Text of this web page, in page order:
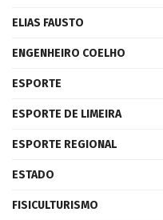
ELIAS FAUSTO
ENGENHEIRO COELHO
ESPORTE
ESPORTE DE LIMEIRA
ESPORTE REGIONAL
ESTADO
FISICULTURISMO